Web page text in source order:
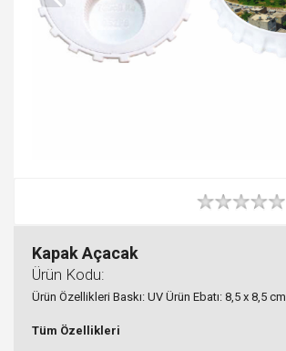
Kapak Açacak
Ürün Kodu:
Ürün Özellikleri Baskı: UV Ürün Ebatı: 8,5 x 8,5 cm
Tüm Özellikleri